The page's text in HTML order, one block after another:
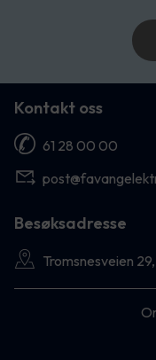
Kontakt oss
61 28 00 00
Besøksadresse
Tromsnesveien